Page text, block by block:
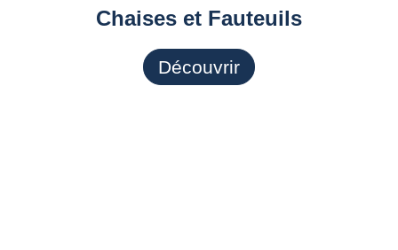
Chaises et Fauteuils
Découvrir